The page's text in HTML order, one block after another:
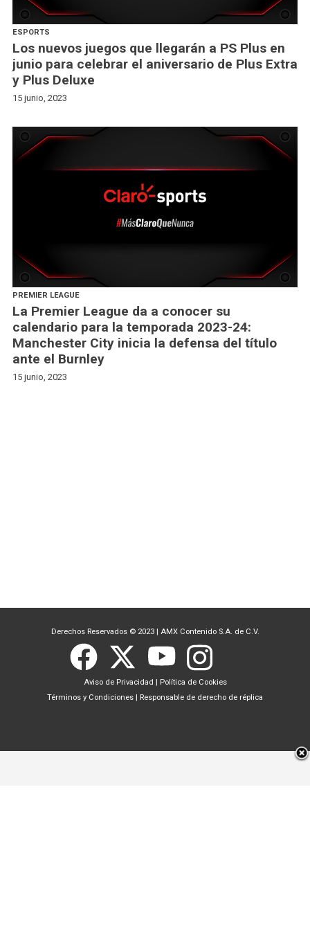
ESPORTS
Los nuevos juegos que llegarán a PS Plus en
junio para celebrar el aniversario de Plus Extra
y Plus Deluxe
15 junio, 2023
PREMIER LEAGUE
La Premier League da a conocer su
calendario para la temporada 2023-24:
Manchester City inicia la defensa del título
ante el Burnley
15 junio, 2023
Derechos Reservados © 2023 | AMX Contenido S.A. de C.V.
Aviso de Privacidad | Política de Cookies
Términos y Condiciones | Responsable de derecho de réplica